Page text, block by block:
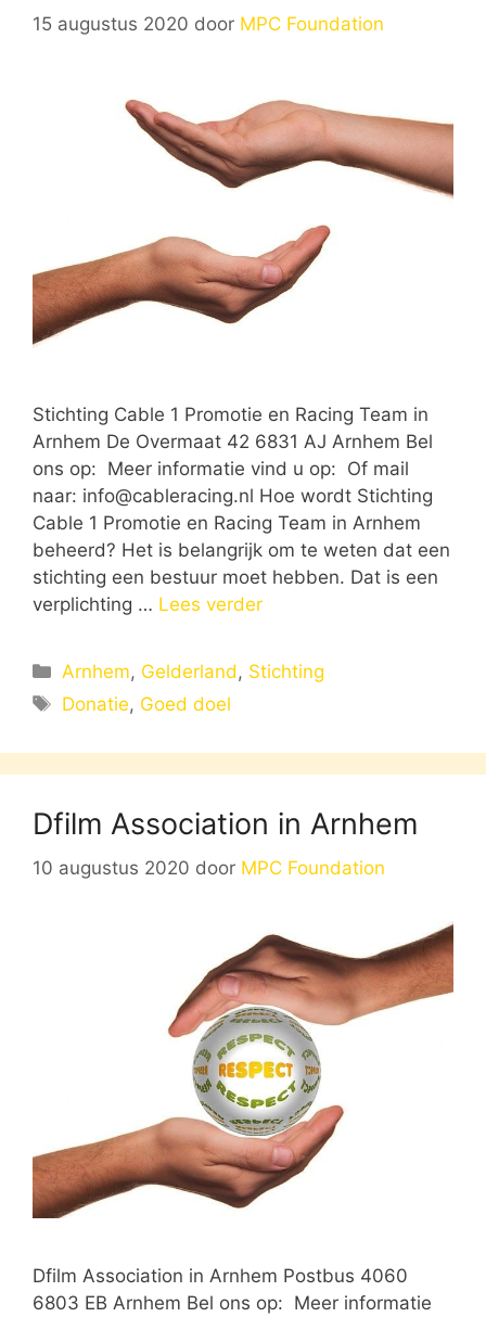
15 augustus 2020 door MPC Foundation
Stichting Cable 1 Promotie en Racing Team in
Arnhem De Overmaat 42 6831 AJ Arnhem Bel
ons op: Meer informatie vind u op: Of mail
naar: info@cableracing.nl Hoe wordt Stichting
Cable 1 Promotie en Racing Team in Arnhem
beheerd? Het is belangrijk om te weten dat een
stichting een bestuur moet hebben. Dat is een
verplichting … Lees verder
Categorieën
Arnhem, Gelderland, Stichting
Tags
Donatie, Goed doel
Dfilm Association in Arnhem
10 augustus 2020 door MPC Foundation
Dfilm Association in Arnhem Postbus 4060
6803 EB Arnhem Bel ons op: Meer informatie